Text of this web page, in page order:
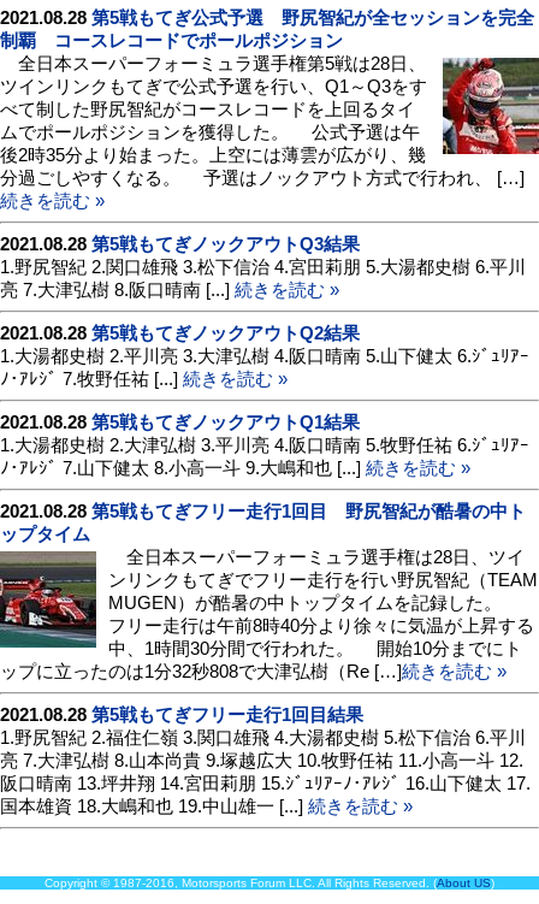
2021.08.28 第5戦もてぎ公式予選 野尻智紀が全セッションを完全
制覇 コースレコードでポールポジション
全日本スーパーフォーミュラ選手権第5戦は28日、
ツインリンクもてぎで公式予選を行い、Q1～Q3をす
べて制した野尻智紀がコースレコードを上回るタイ
ムでポールポジションを獲得した。 公式予選は午
後2時35分より始まった。上空には薄雲が広がり、幾
分過ごしやすくなる。 予選はノックアウト方式で行われ、 […]
続きを読む »
2021.08.28 第5戦もてぎノックアウトQ3結果
1.野尻智紀 2.関口雄飛 3.松下信治 4.宮田莉朋 5.大湯都史樹 6.平川
亮 7.大津弘樹 8.阪口晴南 [...] 続きを読む »
2021.08.28 第5戦もてぎノックアウトQ2結果
1.大湯都史樹 2.平川亮 3.大津弘樹 4.阪口晴南 5.山下健太 6.ｼﾞｭﾘｱｰ
ﾉ･ｱﾚｼﾞ 7.牧野任祐 [...] 続きを読む »
2021.08.28 第5戦もてぎノックアウトQ1結果
1.大湯都史樹 2.大津弘樹 3.平川亮 4.阪口晴南 5.牧野任祐 6.ｼﾞｭﾘｱｰ
ﾉ･ｱﾚｼﾞ 7.山下健太 8.小高一斗 9.大嶋和也 [...] 続きを読む »
2021.08.28 第5戦もてぎフリー走行1回目 野尻智紀が酷暑の中ト
ップタイム
全日本スーパーフォーミュラ選手権は28日、ツイ
ンリンクもてぎでフリー走行を行い野尻智紀（TEAM
MUGEN）が酷暑の中トップタイムを記録した。
フリー走行は午前8時40分より徐々に気温が上昇する
中、1時間30分間で行われた。 開始10分までにト
ップに立ったのは1分32秒808で大津弘樹（Re […]続きを読む »
2021.08.28 第5戦もてぎフリー走行1回目結果
1.野尻智紀 2.福住仁嶺 3.関口雄飛 4.大湯都史樹 5.松下信治 6.平川
亮 7.大津弘樹 8.山本尚貴 9.塚越広大 10.牧野任祐 11.小高一斗 12.
阪口晴南 13.坪井翔 14.宮田莉朋 15.ｼﾞｭﾘｱｰﾉ･ｱﾚｼﾞ 16.山下健太 17.
国本雄資 18.大嶋和也 19.中山雄一 [...] 続きを読む »
Copyright © 1987-2016, Motorsports Forum LLC. All Rights Reserved. (About US)